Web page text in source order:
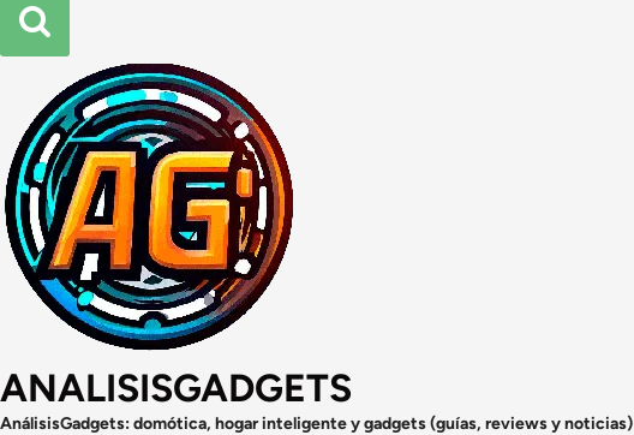
ANALISISGADGETS
AnálisisGadgets: domótica, hogar inteligente y gadgets (guías, reviews y noticias)